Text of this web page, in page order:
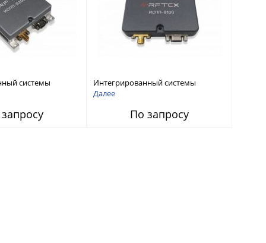
системы
помех RFТех
Интегрированный системы
защиты от ГНСС-помех RFТех
Далее
По запросу